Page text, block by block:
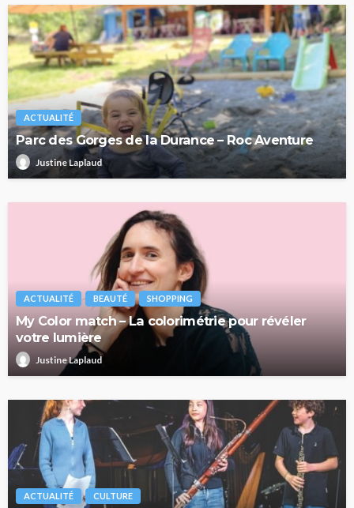
ACTUALITÉ
Parc des Gorges de la Durance – Roc Aventure
Justine Laplaud
ACTUALITÉ BEAUTÉ SHOPPING
My Color match – La colorimétrie pour révéler
votre lumière
Justine Laplaud
ACTUALITÉ CULTURE